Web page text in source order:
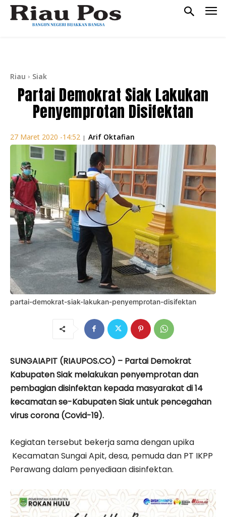
Riau Siak
Partai Demokrat Siak Lakukan
Penyemprotan Disifektan
27 Maret 2020 -14:52 | Arif Oktafian
partai-demokrat-siak-lakukan-penyemprotan-disifektan
SUNGAIAPIT (RIAUPOS.CO) – Partai Demokrat
Kabupaten Siak melakukan penyemprotan dan
pembagian disinfektan kepada masyarakat di 14
kecamatan se-Kabupaten Siak untuk pencegahan
virus corona (Covid-19).
Kegiatan tersebut bekerja sama dengan upika
Kecamatan Sungai Apit, desa, pemuda dan PT IKPP
Perawang dalam penyediaan disinfektan.